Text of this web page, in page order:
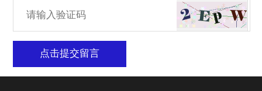
点击提交留言